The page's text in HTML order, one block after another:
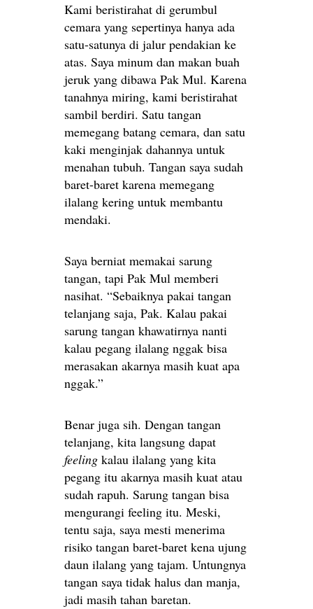
Kami beristirahat di gerumbul
cemara yang sepertinya hanya ada
satu-satunya di jalur pendakian ke
atas. Saya minum dan makan buah
jeruk yang dibawa Pak Mul. Karena
tanahnya miring, kami beristirahat
sambil berdiri. Satu tangan
memegang batang cemara, dan satu
kaki menginjak dahannya untuk
menahan tubuh. Tangan saya sudah
baret-baret karena memegang
ilalang kering untuk membantu
mendaki.
Saya berniat memakai sarung
tangan, tapi Pak Mul memberi
nasihat. “Sebaiknya pakai tangan
telanjang saja, Pak. Kalau pakai
sarung tangan khawatirnya nanti
kalau pegang ilalang nggak bisa
merasakan akarnya masih kuat apa
nggak.”
Benar juga sih. Dengan tangan
telanjang, kita langsung dapat
feeling kalau ilalang yang kita
pegang itu akarnya masih kuat atau
sudah rapuh. Sarung tangan bisa
mengurangi feeling itu. Meski,
tentu saja, saya mesti menerima
risiko tangan baret-baret kena ujung
daun ilalang yang tajam. Untungnya
tangan saya tidak halus dan manja,
jadi masih tahan baretan.